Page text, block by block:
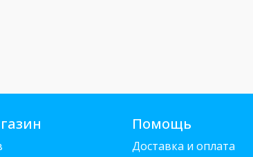
Помощь
Доставка и оплата